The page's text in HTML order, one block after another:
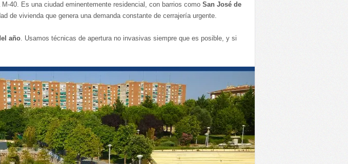
40. Es una ciudad eminentemente residencial, con barrios como San José de
de vivienda que genera una demanda constante de cerrajería urgente.
año. Usamos técnicas de apertura no invasivas siempre que es posible, y si